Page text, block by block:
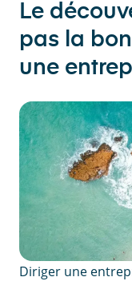
Le
pas la
une
Diriger une